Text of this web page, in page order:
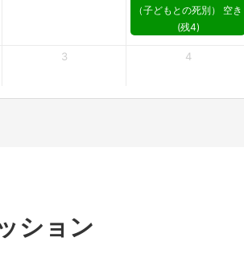
（子どもとの死別） 空き
(残4)
3 4
ション